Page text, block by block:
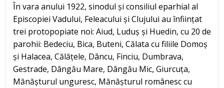
În vara anului 1922, sinodul și consiliul eparhial al
Episcopiei Vadului, Feleacului și Clujului au înființat
trei protopopiate noi: Aiud, Luduș și Huedin, cu 20 de
parohii: Bedeciu, Bica, Buteni, Călata cu filiile Domoș
și Halacea, Călățele, Dâncu, Finciu, Dumbrava,
Gestrade, Dângău Mare, Dângău Mic, Giurcuța,
Mănășturul unguresc, Mănășturul românesc cu